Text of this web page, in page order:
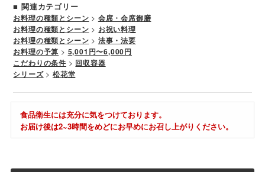
■ 関連カテゴリー
お料理の種類とシーン > 会席・会席御膳
お料理の種類とシーン > お祝い料理
お料理の種類とシーン > 法事・法要
お料理の予算 > 5,001円〜6,000円
こだわりの条件 > 回収容器
シリーズ>松花堂
食品衛生には充分に気をつけております。
お届け後は2~3時間をめどにお早めにお召し上がりください。